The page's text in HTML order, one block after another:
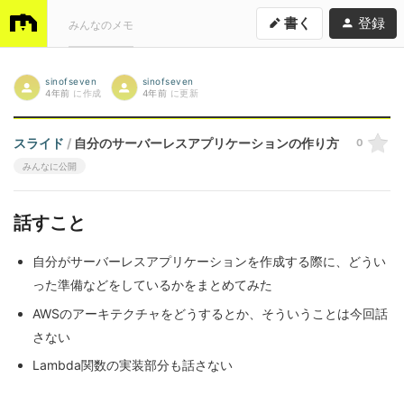
みんなのメモ 書く 登録
sinofseven
4年前 に作成
sinofseven
4年前 に更新
0
スライド / 自分のサーバーレスアプリケーションの作り方
みんなに公開
話すこと
自分がサーバーレスアプリケーションを作成する際に、どうい
った準備などをしているかをまとめてみた
AWSのアーキテクチャをどうするとか、そういうことは今回話
さない
Lambda関数の実装部分も話さない